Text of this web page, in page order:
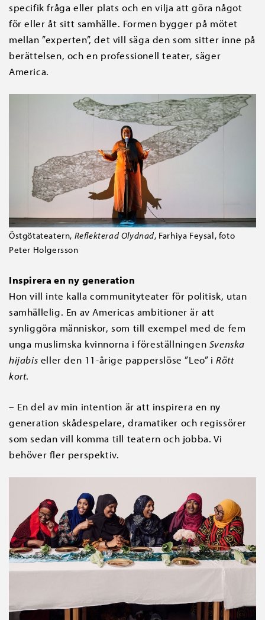
specifik fråga eller plats och en vilja att göra något
för eller åt sitt samhälle. Formen bygger på mötet
mellan ”experten”, det vill säga den som sitter inne på
berättelsen, och en professionell teater, säger
America.
Östgötateatern, Reflekterad Olydnad, Farhiya Feysal, foto
Peter Holgersson
Inspirera en ny generation
Hon vill inte kalla communityteater för politisk, utan
samhällelig. En av Americas ambitioner är att
synliggöra människor, som till exempel med de fem
unga muslimska kvinnorna i föreställningen Svenska
hijabis eller den 11-årige papperslöse ”Leo” iRött
kort.
– En del av min intention är att inspirera en ny
generation skådespelare, dramatiker och regissörer
som sedan vill komma till teatern och jobba. Vi
behöver fler perspektiv.